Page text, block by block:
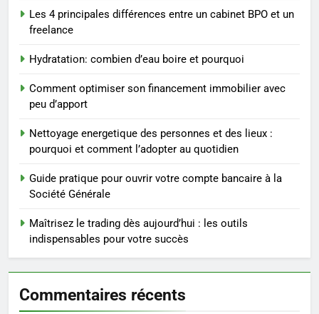
3
substituts de repas : guide et
conseils pratiques
BIEN ÊTRE
Postures de yoga essentielles
rapidement et durable
BIEN ÊTRE
5
Infection chronique de l’oreille :
tout ce qu’il faut savoir sur les
saignements
SANTÉ
Les 4 principales différences entre un cabinet BPO et un
freelance
Hydratation: combien d’eau boire et pourquoi
Comment optimiser son financement immobilier avec
peu d’apport
Nettoyage energetique des personnes et des lieux :
pourquoi et comment l’adopter au quotidien
Guide pratique pour ouvrir votre compte bancaire à la
Société Générale
Maîtrisez le trading dès aujourd’hui : les outils
indispensables pour votre succès
Commentaires récents